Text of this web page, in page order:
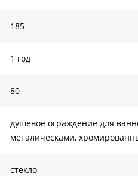
185
1 год
80
душевое ограждение для
металическами,
стекло